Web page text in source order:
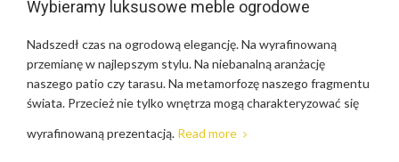
Wybieramy luksusowe meble ogrodowe
Nadszedł czas na ogrodową elegancję. Na wyrafinowaną
przemianę w najlepszym stylu. Na niebanalną aranżację
naszego patio czy tarasu. Na metamorfozę naszego fragmentu
świata. Przecież nie tylko wnętrza mogą charakteryzować się
wyrafinowaną prezentacją. Read more